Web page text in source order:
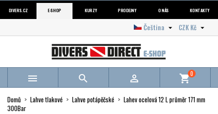
DIVERS.CZ E-SHOP KURZY PRODEJNY O NÁS KONTAKTY
CZK Kč 
Čeština 
   shopping_cart0
Domů Lahve tlakové Lahve potápěčské
Lahev ocelová 12 L průměr 171 mm
300Bar